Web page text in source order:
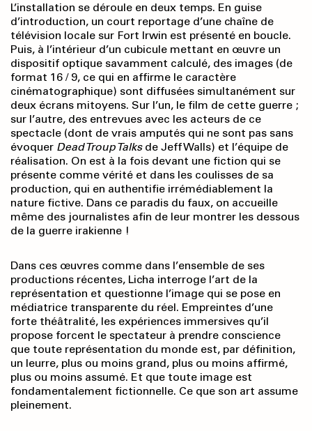
L’installation se déroule en deux temps. En guise
d’introduction, un court reportage d’une chaîne de
télévision locale sur Fort Irwin est présenté en boucle.
Puis, à l’intérieur d’un cubicule mettant en œuvre un
dispositif optique savamment calculé, des images (de
format 16 / 9, ce qui en affirme le caractère
cinématographique) sont diffusées simultanément sur
deux écrans mitoyens. Sur l’un, le film de cette guerre ;
sur l’autre, des entrevues avec les acteurs de ce
spectacle (dont de vrais amputés qui ne sont pas sans
évoquer Dead Troup Talksde Jeff Walls) et l’équipe de
réalisation. On est à la fois devant une fiction qui se
présente comme vérité et dans les coulisses de sa
production, qui en authentifie irrémédiablement la
nature fictive. Dans ce paradis du faux, on accueille
même des journalistes afin de leur montrer les dessous
de la guerre irakienne !
Dans ces œuvres comme dans l’ensemble de ses
productions récentes, Licha interroge l’art de la
représentation et questionne l’image qui se pose en
médiatrice transparente du réel. Empreintes d’une
forte théâtralité, les expériences immersives qu’il
propose forcent le spectateur à prendre conscience
que toute représentation du monde est, par définition,
un leurre, plus ou moins grand, plus ou moins affirmé,
plus ou moins assumé. Et que toute image est
fondamentalement fictionnelle. Ce que son art assume
pleinement.